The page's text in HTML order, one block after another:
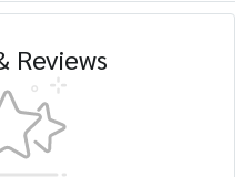
Reviews